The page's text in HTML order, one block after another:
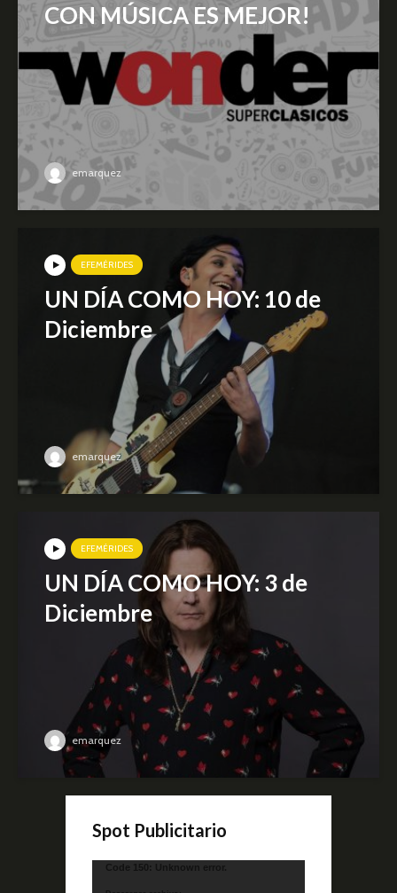
CON MÚSICA ES MEJOR!
emarquez
EFEMÉRIDES
UN DÍA COMO HOY: 10 de
Diciembre
emarquez
EFEMÉRIDES
UN DÍA COMO HOY: 3 de
Diciembre
emarquez
Spot Publicitario
Reproductor
Code 150: Unknown error.